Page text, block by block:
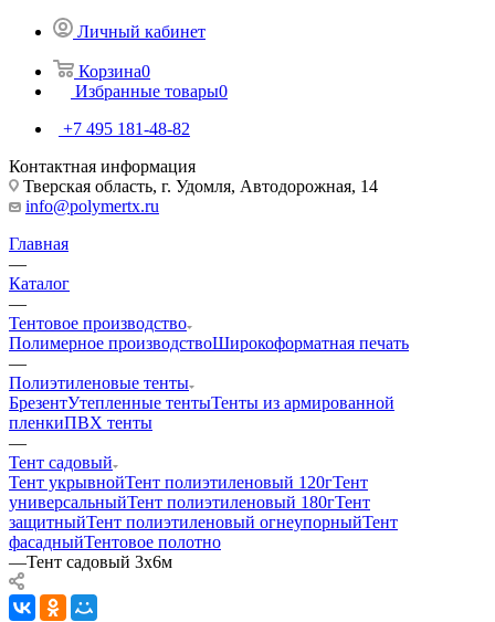
Личный кабинет
Корзина0
Избранные товары0
+7 495 181-48-82
Контактная информация
Тверская область, г. Удомля, Автодорожная, 14
info@polymertx.ru
Главная
—
Каталог
—
Тентовое производство
Полимерное производствоШирокоформатная печать
—
Полиэтиленовые тенты
БрезентУтепленные тентыТенты из армированной
пленкиПВХ тенты
—
Тент садовый
Тент укрывнойТент полиэтиленовый 120гТент
универсальныйТент полиэтиленовый 180гТент
защитныйТент полиэтиленовый огнеупорныйТент
фасадныйТентовое полотно
—Тент садовый 3х6м